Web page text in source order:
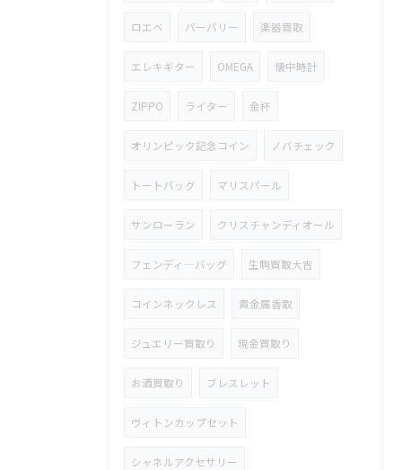
ロエベ バーバリー 楽器買取
エレキギター OMEGA 懐中時計
ZIPPO ライター 金杯
オリンピック記念コイン ノバチェック
トートバッグ マリスパール
サンローラン クリスチャンディオール
フェンディ―バッグ 生駒買取大吉
コインネックレス 貴金属香取
ジュエリー買取り 現金買取り
お酒買取り ブレスレット
ヴィトンカップセット
シャネルアクセサリー